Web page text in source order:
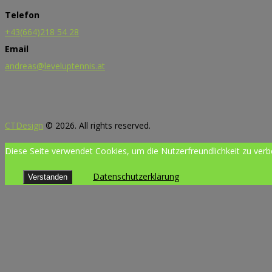
Telefon
+43(664)218 54 28
Email
andreas@leveluptennis.at
CTDesign © 2026. All rights reserved.
Diese Seite verwendet Cookies, um die Nutzerfreundlichkeit zu
Verstanden Datenschutzerklärung